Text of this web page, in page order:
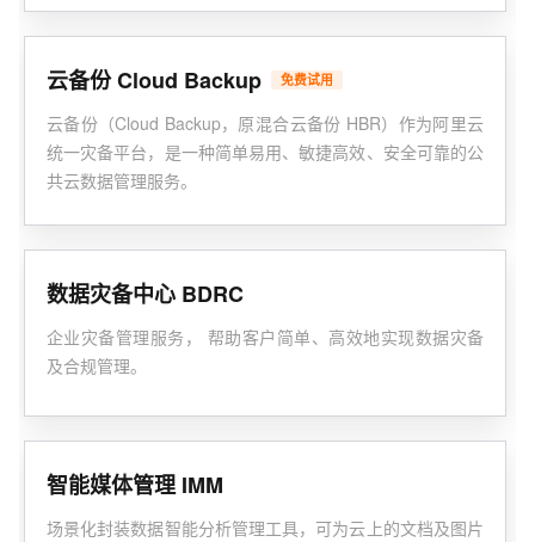
云备份 Cloud Backup 免费试用
云备份（Cloud Backup，原混合云备份 HBR）作为阿里云
统一灾备平台，是一种简单易用、敏捷高效、安全可靠的公
共云数据管理服务。
数据灾备中心 BDRC
企业灾备管理服务， 帮助客户简单、高效地实现数据灾备
及合规管理。
智能媒体管理 IMM
场景化封装数据智能分析管理工具，可为云上的文档及图片